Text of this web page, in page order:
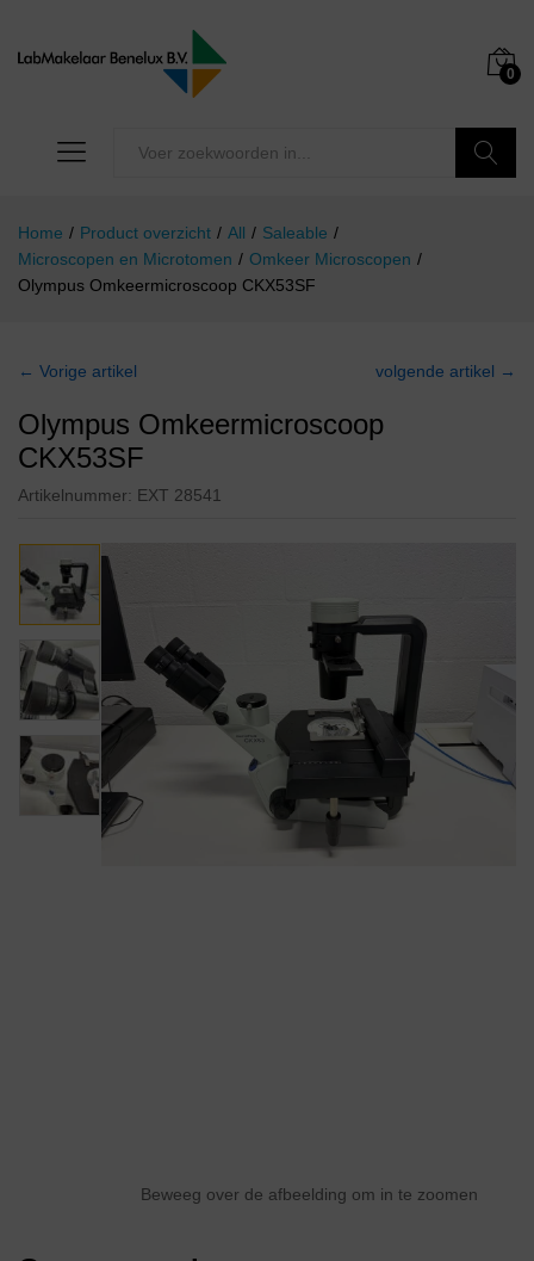
0
Home / Product overzicht / All / Saleable /
Microscopen en Microtomen / Omkeer Microscopen /
Olympus Omkeermicroscoop CKX53SF
← Vorige artikel volgende artikel →
Olympus Omkeermicroscoop
CKX53SF
Artikelnummer: EXT 28541
Beweeg over de afbeelding om in te zoomen